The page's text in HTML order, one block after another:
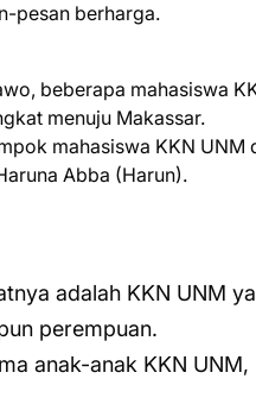
pesan berharga.
beberapa mahasiswa
menuju Makassar.
mahasiswa KKN UNM
Abba (Harun).
adalah KKN UNM
perempuan.
anak-anak KKN UNM,